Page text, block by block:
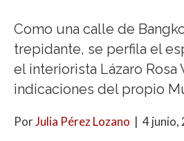
Como una calle de
trepidante, se perfila el
el interiorista Lázaro
indicaciones del propio
PorJulia Pérez Lozano | 4 junio,